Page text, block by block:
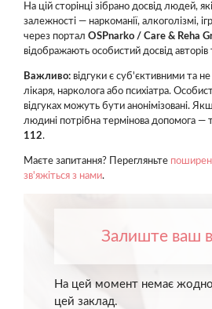
На цій сторінці зібрано досвід людей,
залежності — наркоманії, алкоголізмі,
через портал OSPnarko / Care & Reha
відображають особистий досвід авторів
Важливо: відгуки є суб'єктивними та
лікаря, нарколога або психіатра.
відгуках можуть бути анонімізовані.
людині потрібна термінова допомога —
112.
Маєте запитання? Перегляньте
зв'яжіться з нами.
Залиште ваш
На цей момент немає
цей заклад.